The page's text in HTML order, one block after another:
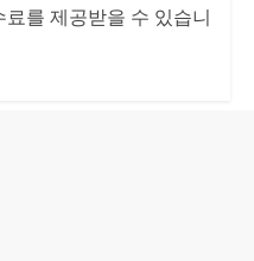
를 제공받을 수 있습니